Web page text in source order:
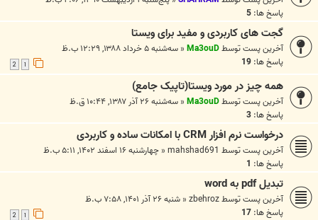
پاسخ ها: 5
گجت های کاربردی و مفید برای ویستا
آخرین پست توسطMa3ouD
« سه‌شنبه ۵ خرداد ۱۳۸۸, ۱۲:۲۹ ب.ظ
پاسخ ها: 19
همه چیز در مورد ویستا(تاپیک جامع)
آخرین پست توسطMa3ouD
« سه‌شنبه ۲۶ آذر ۱۳۸۷, ۱۰:۴۴ ق.ظ
پاسخ ها: 3
درخواست نرم افزار CRM با امکانات ساده و کاربردی
آخرین پست توسطmahshad691
« چهارشنبه ۱۶ اسفند ۱۴۰۲, ۵:۱۱ ب.ظ
پاسخ ها: 1
تبدیل pdf به word
آخرین پست توسطzbehroz
« شنبه ۲۶ آذر ۱۴۰۱, ۷:۵۸ ب.ظ
پاسخ ها: 17